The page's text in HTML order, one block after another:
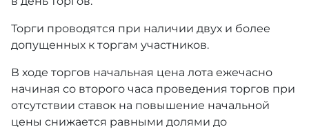
Торги проводятся при наличии двух и более
допущенных к торгам участников.
В ходе торгов начальная цена лота ежечасно
начиная со второго часа проведения торгов при
отсутствии ставок на повышение начальной
цены снижается равными долями до